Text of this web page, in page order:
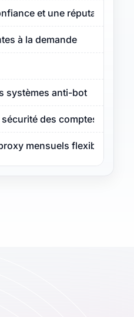
et une réputation de
à la demande
systèmes anti-bot
des comptes
mensuels flexibles